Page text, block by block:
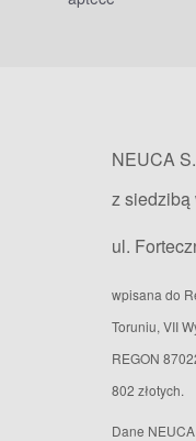
NEUCA
z siedzibą
ul.
wpisana do
Toruniu, VII
REGON
802 złotych.
Dane